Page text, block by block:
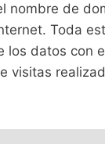
de
Toda
datos con
visitas